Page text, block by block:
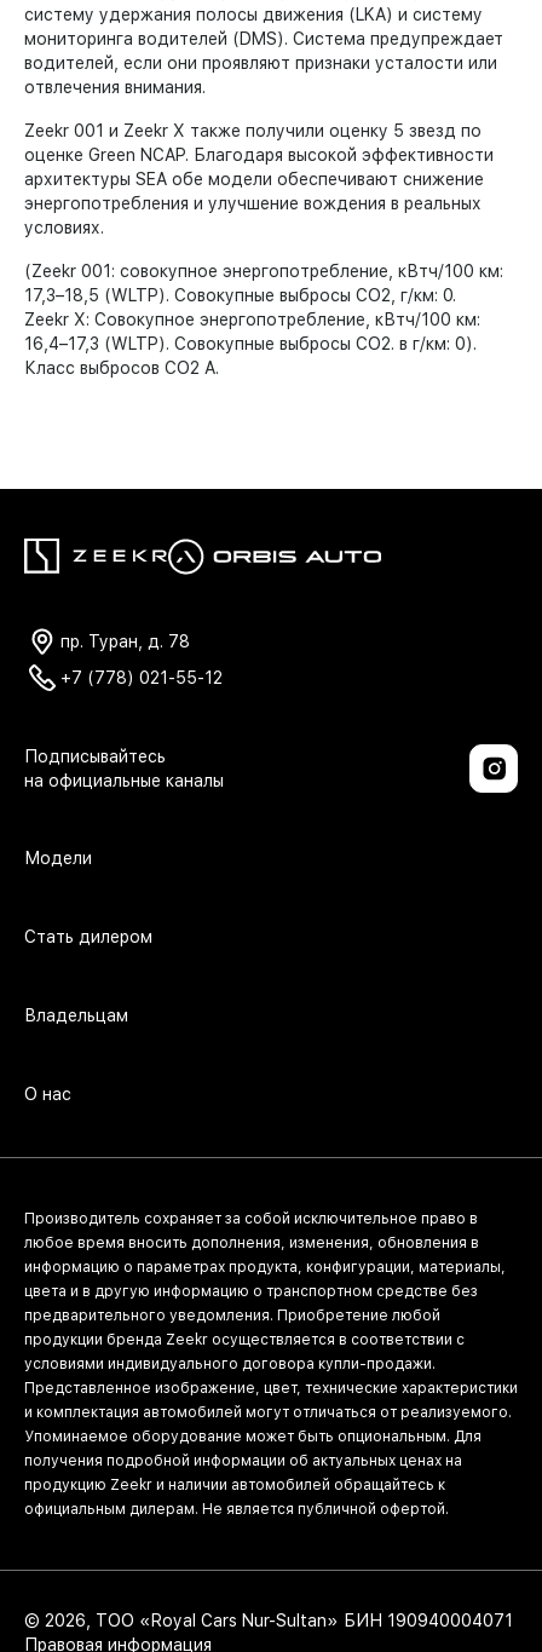
систему удержания полосы движения (LKA) и систему
мониторинга водителей (DMS). Система предупреждает
водителей, если они проявляют признаки усталости или
отвлечения внимания.
Zeekr 001 и Zeekr X также получили оценку 5 звезд по
оценке Green NCAP. Благодаря высокой эффективности
архитектуры SEA обе модели обеспечивают снижение
энергопотребления и улучшение вождения в реальных
условиях.
(Zeekr 001: совокупное энергопотребление, кВтч/100 км:
17,3–18,5 (WLTP). Совокупные выбросы CO2, г/км: 0.
Zeekr X: Совокупное энергопотребление, кВтч/100 км:
16,4–17,3 (WLTP). Совокупные выбросы CO2. в г/км: 0).
Класс выбросов CO2 A.
пр. Туран, д. 78
+7 (778) 021-55-12
Модели
Стать дилером
Владельцам
О нас
Производитель сохраняет за собой исключительное право в
любое время вносить дополнения, изменения, обновления в
информацию о параметрах продукта, конфигурации, материалы,
цвета и в другую информацию о транспортном средстве без
предварительного уведомления. Приобретение любой
продукции бренда Zeekr осуществляется в соответствии с
условиями индивидуального договора купли-продажи.
Представленное изображение, цвет, технические характеристики
и комплектация автомобилей могут отличаться от реализуемого.
Упоминаемое оборудование может быть опциональным. Для
получения подробной информации об актуальных ценах на
продукцию Zeekr и наличии автомобилей обращайтесь к
официальным дилерам. Не является публичной офертой.
© 2026, ТОО «Royal Cars Nur-Sultan» БИН 190940004071
Правовая информация